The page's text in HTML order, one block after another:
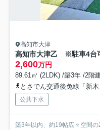
高知市大津
高知市大津乙 ※駐車4台
2,600万円
89.61㎡ (2LDK) /築3年 /2階
とさでん交通後免線「新
公共下水
築3年以内、約19帖広々空間